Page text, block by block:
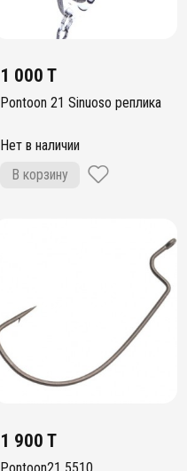
1 000 T
Pontoon 21 Sinuoso реплика
Нет в наличии
В корзину
1 900 T
Pontoon21 5510